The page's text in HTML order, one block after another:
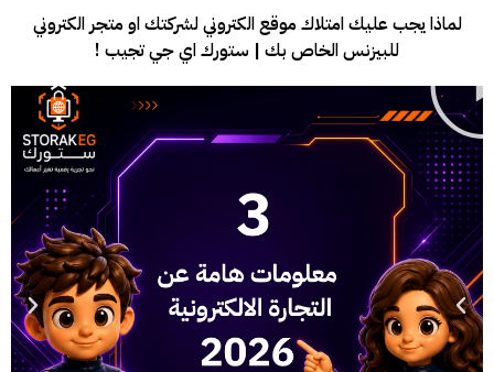
لماذا يجب عليك امتلاك موقع الكتروني لشركتك او متجر الكتروني
للبيزنس الخاص بك | ستورك اي جي تجيب !